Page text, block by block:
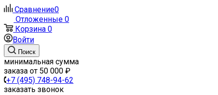
Сравнение0
Отложенные 0
Корзина 0
Войти
Поиск
минимальная сумма
заказа от 50 000 ₽
+7 (495) 748-94-62
заказать звонок